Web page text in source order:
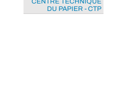
DU PAPIER - CTP